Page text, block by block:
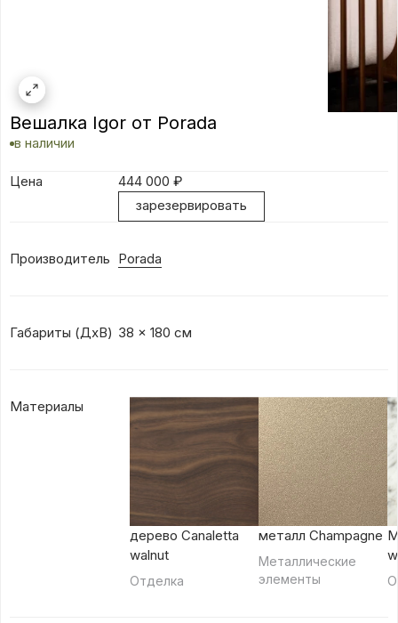
Вешалка Igor от Porada
в наличии
Цена 444 000 ₽
зарезервировать
Производитель Porada
Габариты (ДхВ) 38 x 180 см
Материалы
дерево Canaletta
walnut
Отделка
металл Champagne
Металлические
элементы